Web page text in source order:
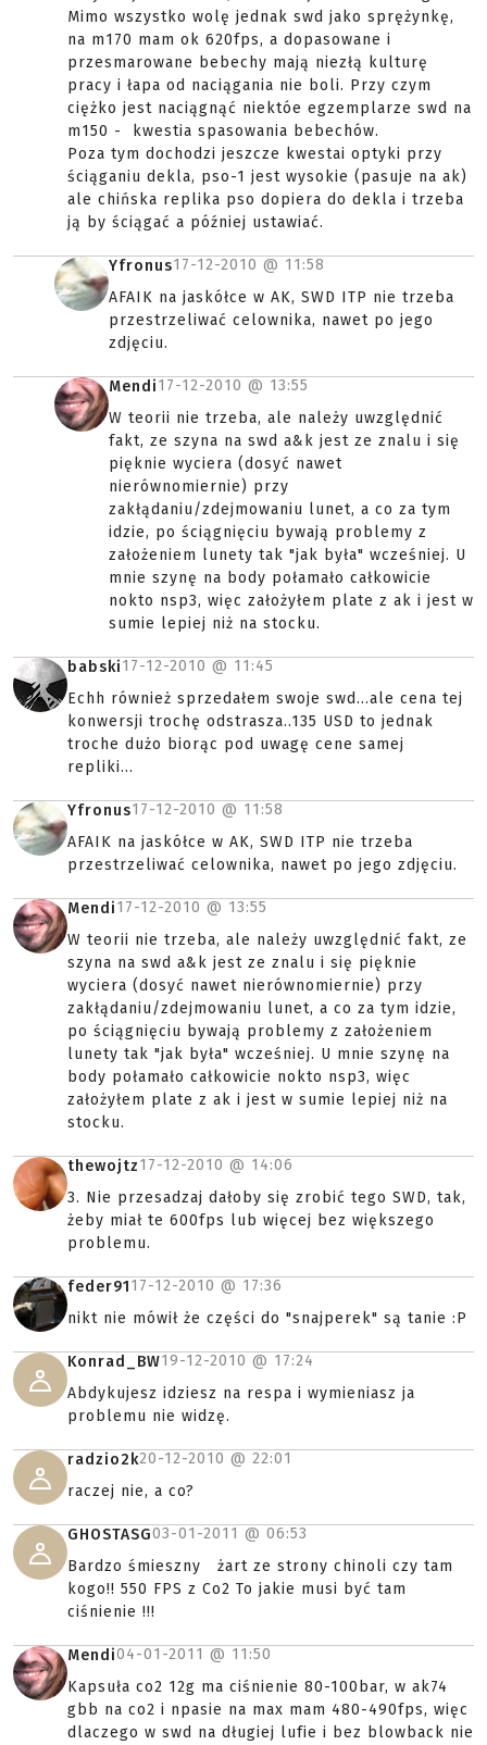
Mimo wszystko wolę jednak swd jako sprężynkę,
na m170 mam ok 620fps, a dopasowane i
przesmarowane bebechy mają niezłą kulturę
pracy i łapa od naciągania nie boli. Przy czym
ciężko jest naciągnąć niektóe egzemplarze swd na
m150 - kwestia spasowania bebechów.
Poza tym dochodzi jeszcze kwestai optyki przy
ściąganiu dekla, pso-1 jest wysokie (pasuje na ak)
ale chińska replika pso dopiera do dekla i trzeba
ją by ściągać a później ustawiać.
Yfronus17-12-2010 @ 11:58
AFAIK na jaskółce w AK, SWD ITP nie trzeba
przestrzeliwać celownika, nawet po jego
zdjęciu.
Mendi17-12-2010 @ 13:55
W teorii nie trzeba, ale należy uwzględnić
fakt, ze szyna na swd a&k jest ze znalu i się
pięknie wyciera (dosyć nawet
nierównomiernie) przy
zakłądaniu/zdejmowaniu lunet, a co za tym
idzie, po ściągnięciu bywają problemy z
założeniem lunety tak "jak była" wcześniej. U
mnie szynę na body połamało całkowicie
nokto nsp3, więc założyłem plate z ak i jest w
sumie lepiej niż na stocku.
babski17-12-2010 @ 11:45
Echh również sprzedałem swoje swd...ale cena tej
konwersji trochę odstrasza..135 USD to jednak
troche dużo biorąc pod uwagę cene samej
repliki...
Yfronus17-12-2010 @ 11:58
AFAIK na jaskółce w AK, SWD ITP nie trzeba
przestrzeliwać celownika, nawet po jego zdjęciu.
Mendi17-12-2010 @ 13:55
W teorii nie trzeba, ale należy uwzględnić fakt, ze
szyna na swd a&k jest ze znalu i się pięknie
wyciera (dosyć nawet nierównomiernie) przy
zakłądaniu/zdejmowaniu lunet, a co za tym idzie,
po ściągnięciu bywają problemy z założeniem
lunety tak "jak była" wcześniej. U mnie szynę na
body połamało całkowicie nokto nsp3, więc
założyłem plate z ak i jest w sumie lepiej niż na
stocku.
thewojtz17-12-2010 @ 14:06
3. Nie przesadzaj dałoby się zrobić tego SWD, tak,
żeby miał te 600fps lub więcej bez większego
problemu.
feder9117-12-2010 @ 17:36
nikt nie mówił że części do "snajperek" są tanie :P
Konrad_BW19-12-2010 @ 17:24
Abdykujesz idziesz na respa i wymieniasz ja
problemu nie widzę.
radzio2k20-12-2010 @ 22:01
raczej nie, a co?
GHOSTASG03-01-2011 @ 06:53
Bardzo śmieszny żart ze strony chinoli czy tam
kogo!! 550 FPS z Co2 To jakie musi być tam
ciśnienie !!!
Mendi04-01-2011 @ 11:50
Kapsuła co2 12g ma ciśnienie 80-100bar, w ak74
gbb na co2 i npasie na max mam 480-490fps, więc
dlaczego w swd na długiej lufie i bez blowback nie